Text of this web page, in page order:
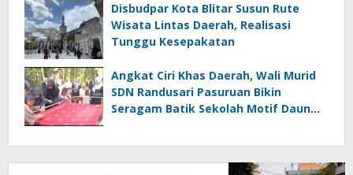
Disbudpar Kota Blitar Susun Rute
Wisata Lintas Daerah, Realisasi
Tunggu Kesepakatan
Angkat Ciri Khas Daerah, Wali Murid
SDN Randusari Pasuruan Bikin
Seragam Batik Sekolah Motif Daun